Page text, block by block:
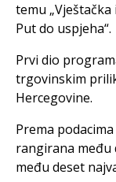
temu
Put do uspjeha“.
Prvi dio
trgovinskim
Hercegovine.
Prema
rangirana među
među deset